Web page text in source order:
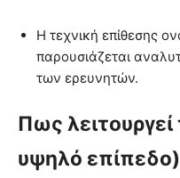
Η τεχνική επίθεσης
παρουσιάζεται
των ερευνητών.
Πως
υψηλό επίπεδο)